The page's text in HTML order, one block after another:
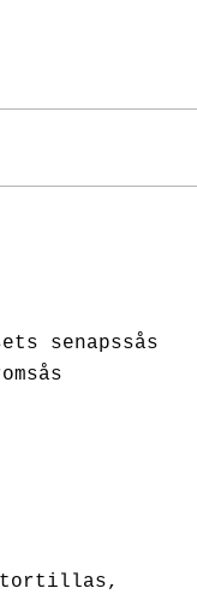
senapssås
tortillas,